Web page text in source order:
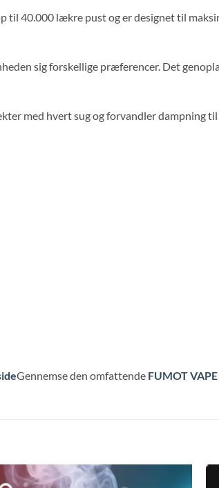
til 40.000 lækre pust og er designet til
sig forskellige præferencer. Det
med hvert sug og forvandler
Gennemse den omfattende FUMOT